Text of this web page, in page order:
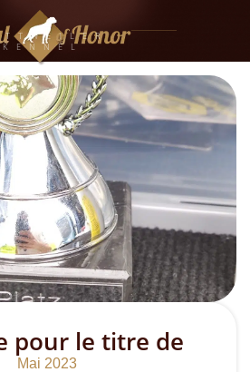
KENNEL
pour le titre de
Mai 2023